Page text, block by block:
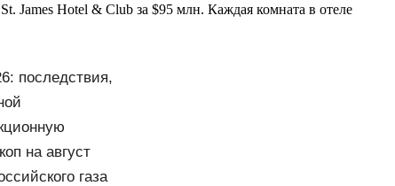
James Hotel & Club за $95 млн. Каждая комната в отеле
последствия,
на август
газа